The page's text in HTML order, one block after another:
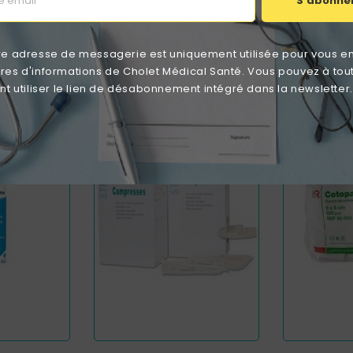
adresse de messagerie est uniquement utilisée pour vous
d'informations de Cholet Médical Santé. Vous pouvez à tout
utiliser le lien de désabonnement intégré dans la newsletter.
:
favorite_border RUPTURE DE